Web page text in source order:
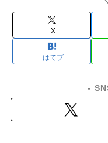
X
はてブ
-